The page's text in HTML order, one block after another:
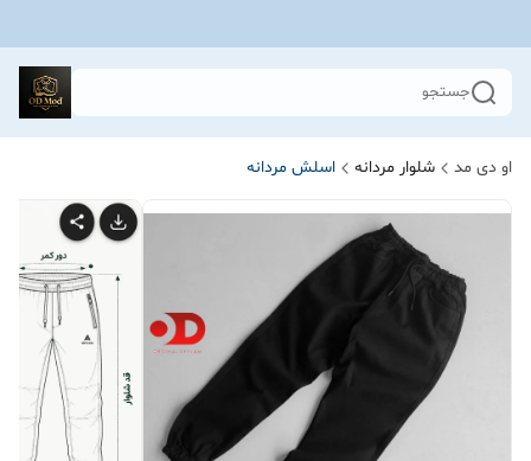
جستجو
او دی مد شلوار مردانه اسلش مردانه